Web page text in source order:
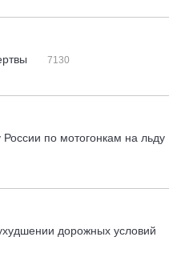
7130
России по мотогонкам на льду
дорожных условий